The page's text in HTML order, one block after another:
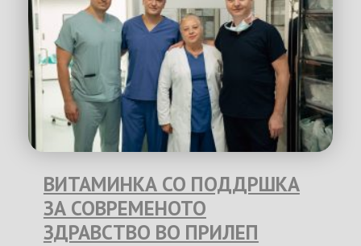
ВИТАМИНКА СО ПОДДРШКА
ЗА СОВРЕМЕНОТО
ЗДРАВСТВО ВО ПРИЛЕП